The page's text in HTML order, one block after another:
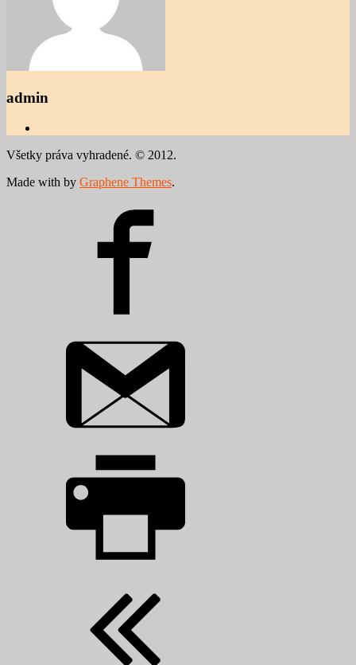
admin
Všetky práva vyhradené. © 2012.
Made with by Graphene Themes.